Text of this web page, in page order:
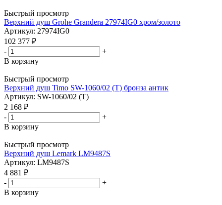
Быстрый просмотр
Верхний душ Grohe Grandera 27974IG0 хром/золото
Артикул: 27974IG0
102 377 ₽
-
+
В корзину
Быстрый просмотр
Верхний душ Timo SW-1060/02 (Т) бронза антик
Артикул: SW-1060/02 (Т)
2 168 ₽
-
+
В корзину
Быстрый просмотр
Верхний душ Lemark LM9487S
Артикул: LM9487S
4 881 ₽
-
+
В корзину